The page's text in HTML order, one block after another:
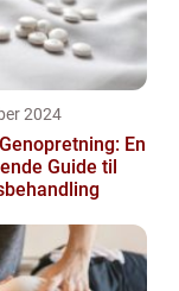
2024
En
Guide til